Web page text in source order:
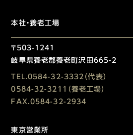
本社・養老工場
〒503-1241
岐阜県養老郡養老町沢田665-2
TEL.0584-32-3332 （代表）
0584-32-3211
（養老工場）
FAX.0584-32-2934
東京営業所